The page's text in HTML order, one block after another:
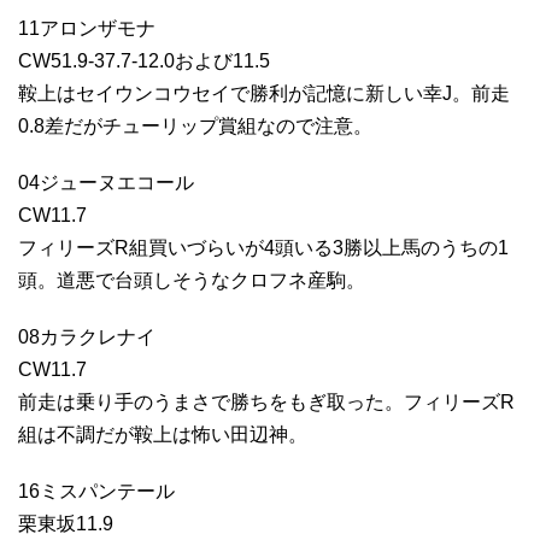
11アロンザモナ
CW51.9-37.7-12.0および11.5
鞍上はセイウンコウセイで勝利が記憶に新しい幸J。前走
0.8差だがチューリップ賞組なので注意。
04ジューヌエコール
CW11.7
フィリーズR組買いづらいが4頭いる3勝以上馬のうちの1
頭。道悪で台頭しそうなクロフネ産駒。
08カラクレナイ
CW11.7
前走は乗り手のうまさで勝ちをもぎ取った。フィリーズR
組は不調だが鞍上は怖い田辺神。
16ミスパンテール
栗東坂11.9